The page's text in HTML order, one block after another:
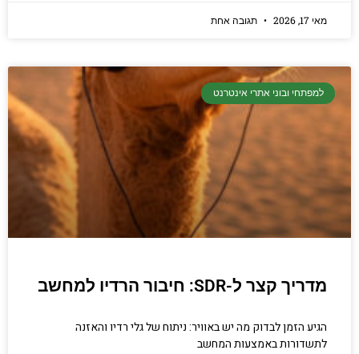
מאי 17, 2026 תגובה אחת
למפתחי ובוני אתרי אינטרנט
מדריך קצר ל-SDR: חיבור הרדיו למחשב
הגיע הזמן לבדוק מה יש באוויר: ניתוח של גלי רדיו והאזנה
לתשדורות באמצעות המחשב